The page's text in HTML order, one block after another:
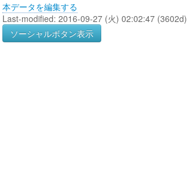
本データを編集する
Last-modified: 2016-09-27 (火) 02:02:47 (3602d)
ソーシャルボタン表示